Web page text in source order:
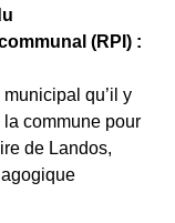
(RPI) :
qu’il y
commune pour
de Landos,